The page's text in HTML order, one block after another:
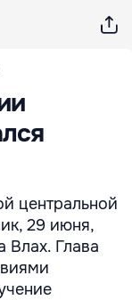
центральной
29 июня,
Влах. Глава